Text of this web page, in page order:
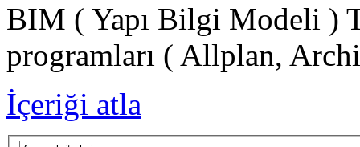
BIM ( Yapı Bilgi Modeli )
programları ( Allplan,
İçeriği atla